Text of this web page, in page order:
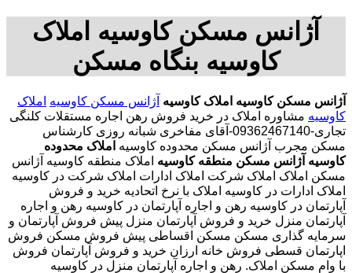
آژانس مسکن کاوسیه املاک
کاوسیه بنگاه مسکن
آژانس مسکن کاوسیه املاک کاوسیه آژانس مسکن کاوسیه املاک
کاوسیه مشاوره املاک در خرید فروش رهن اجاره مستقلات کلنگی
تجاری-09362467140-آقای مفاخری شبانه روزی کارشناس
مسکن مجرب آژانس مسکن محدوده کاوسیه املاک محدوده
کاوسیه آژانس مسکن منطقه کاوسیه املاک منطقه کاوسیه آژانس
مسکن املاک املاک شرکت املاک ادارات املاک شرکت در کاوسیه
املاک ادارات در کاوسیه املاک با نرخ اتحادیه خرید و فروش
آپارتمان در کاوسیه رهن و اجاره آپارتمان در کاوسیه رهن و اجاره
آپارتمان منزل خرید و فروش آپارتمان منزل پیش فروش آپارتمان و
سرمایه گذاری مسکن مسکن اقساطی پیش فروش مسکن فروش
اپارتمان قسطی فروش خانه ارزان خرید و فروش آپارتمان فروش
با وام مسکن املاک. رهن و اجاره آپارتمان منزل در کاوسیه